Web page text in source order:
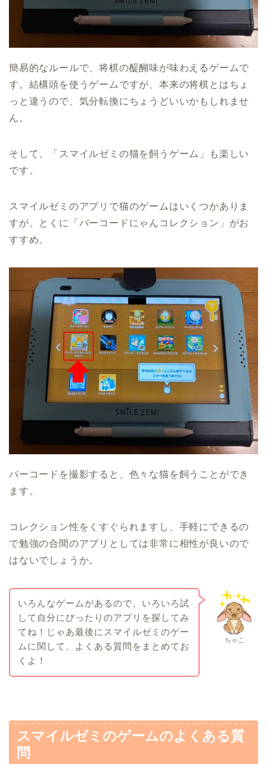
簡易的なルールで、将棋の醍醐味が味わえるゲームで
す。結構頭を使うゲームですが、本来の将棋とはちょ
っと違うので、気分転換にちょうどいいかもしれませ
ん。
そして、「スマイルゼミの猫を飼うゲーム」も楽しい
です。
スマイルゼミのアプリで猫のゲームはいくつかありま
すが、とくに「バーコードにゃんコレクション」がお
すすめ。
バーコードを撮影すると、色々な猫を飼うことができ
ます。
コレクション性をくすぐられますし、手軽にできるの
で勉強の合間のアプリとしては非常に相性が良いので
はないでしょうか。
ちゃこ
いろんなゲームがあるので、いろいろ試
して自分にぴったりのアプリを探してみ
てね！じゃあ最後にスマイルゼミのゲー
ムに関して、よくある質問をまとめてお
くよ！
スマイルゼミのゲームのよくある質
問